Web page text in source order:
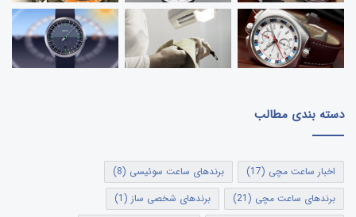
دسته بندی مطالب
اخبار ساعت مچی (17) برندهای ساعت سوئیسی (8)
برندهای ساعت مچی (21) برندهای شخصی ساز (1)